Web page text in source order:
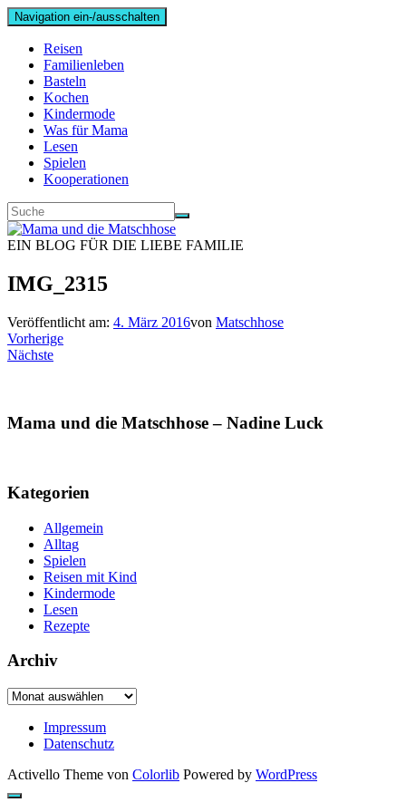
Navigation ein-/ausschalten
Reisen
Familienleben
Basteln
Kochen
Kindermode
Was für Mama
Lesen
Spielen
Kooperationen
EIN BLOG FÜR DIE LIEBE FAMILIE
IMG_2315
Veröffentlicht am: 4. März 2016von Matschhose
Vorherige
Nächste
Mama und die Matschhose – Nadine Luck
Kategorien
Allgemein
Alltag
Spielen
Reisen mit Kind
Kindermode
Lesen
Rezepte
Archiv
Archiv
Impressum
Datenschutz
Activello Theme von Colorlib Powered by WordPress